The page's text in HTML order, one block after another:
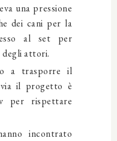
una pressione
dei cani per la
al set per
degli attori.
a trasporre il
il progetto è
per rispettare
incontrato